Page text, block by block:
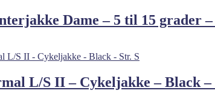
Dame – 5 til 15 grader
L/S II – Cykeljakke – Black –